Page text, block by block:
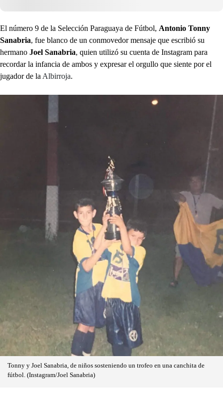
El número 9 de la Selección Paraguaya de Fútbol, Antonio Tonny
Sanabria, fue blanco de un conmovedor mensaje que escribió su
hermano Joel Sanabria, quien utilizó su cuenta de Instagram para
recordar la infancia de ambos y expresar el orgullo que siente por el
jugador de la Albirroja.
Tonny y Joel Sanabria, de niños sosteniendo un trofeo en una canchita de
fútbol. (Instagram/Joel Sanabria)